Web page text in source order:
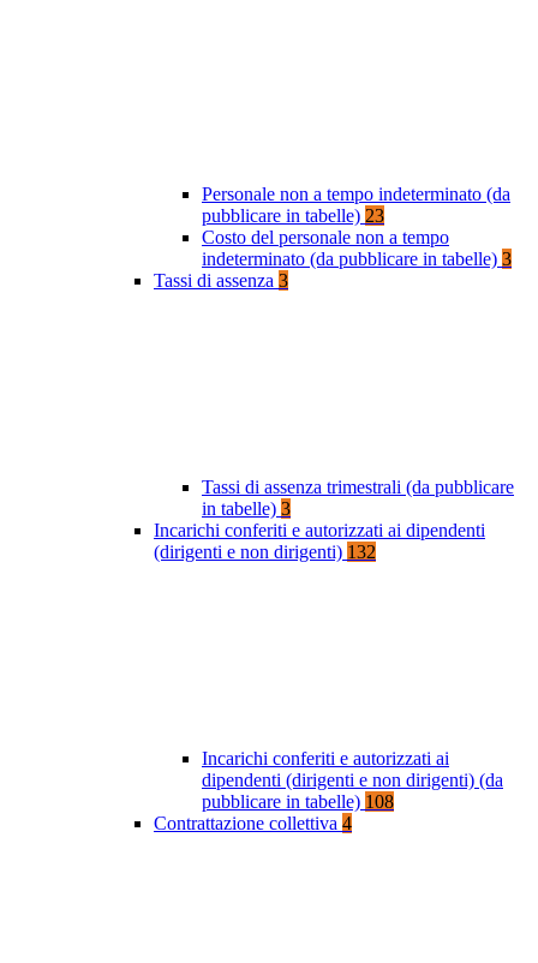
Personale non a tempo indeterminato (da
pubblicare in tabelle) 23
Costo del personale non a tempo
indeterminato (da pubblicare in tabelle) 3
Tassi di assenza 3
Tassi di assenza trimestrali (da pubblicare
in tabelle) 3
Incarichi conferiti e autorizzati ai dipendenti
(dirigenti e non dirigenti) 132
Incarichi conferiti e autorizzati ai
dipendenti (dirigenti e non dirigenti) (da
pubblicare in tabelle) 108
Contrattazione collettiva 4